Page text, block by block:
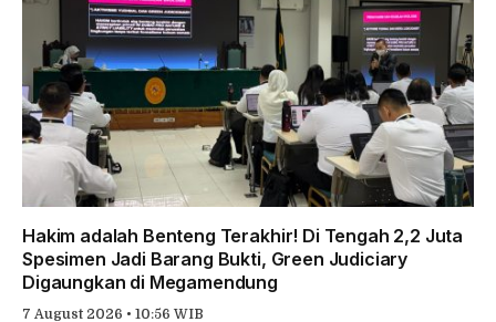
Hakim adalah Benteng Terakhir! Di Tengah 2,2 Juta
Spesimen Jadi Barang Bukti, Green Judiciary
Digaungkan di Megamendung
7 August 2026 • 10:56 WIB